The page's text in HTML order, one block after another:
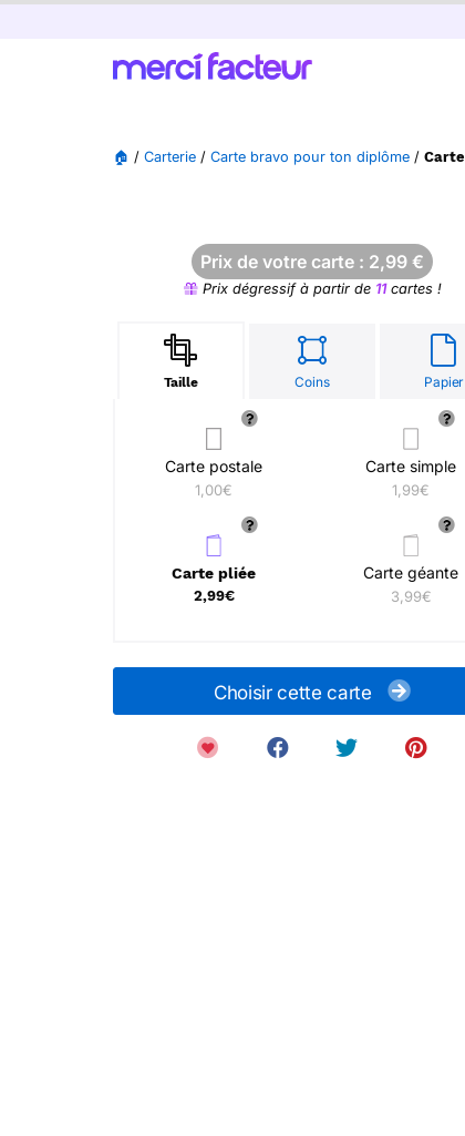
🏠 / Carterie / Carte bravo pour ton diplôme /
Prix de votre carte : 2,99 €
Prix dégressif à partir de 11cartes !
Taille Coins Papier
Carte postale
1,00€
Carte simple
1,99€
Carte pliée
2,99€
Carte géante
3,99€
Choisir cette carte